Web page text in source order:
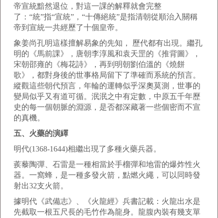
帝宣統黯然退位，對這一課的解釋就會完整
了：“統”指“宣統”，“十傳絕統”是指清朝從順治入關稱
帝到宣統一共經歷了十個皇帝。
象姜尚孔明這樣擅解易象的先知， 歷代都有出現。繼孔
明的《馬前課》，唐朝李淳風和袁天罡的《推背圖》，
宋朝邵雍的《梅花詩》，再到明朝劉伯溫的《燒餅
歌》，都對身後的世事格局留下了準確而系統的預言。
縱觀這些朝代預言，年輪的運轉似乎深奧莫測，世事的
變局似乎又有道可循。泯泯之中有定數，中原五千年歷
史的每一個朝脈的淵源，是否都深藏著一些個密而不宣
的真機。
五、火藥的演繹
明代(1368-1644)相繼出現了多種火藥兵器。
蒺藜陶彈、石雷是一種相當於手榴彈和地雷的爆炸性火
器。一窩蜂，是一種多發火箭，點燃火繩，可以同時發
射出32支火箭。
據明代《武備志》、《火龍經》兵書記載：火龍出水是
先截取一根五尺長的毛竹作為龍身。龍腹內裝有幾支單